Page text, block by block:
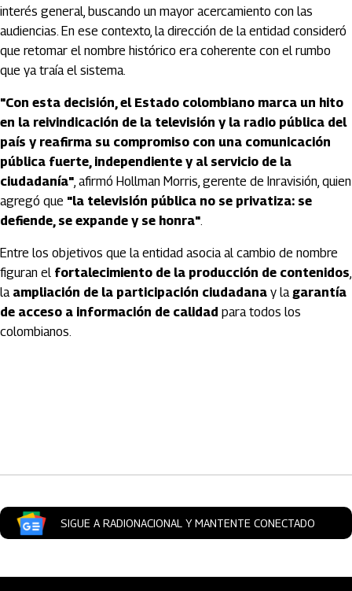
interés general, buscando un mayor acercamiento con las
audiencias. En ese contexto, la dirección de la entidad consideró
que retomar el nombre histórico era coherente con el rumbo
que ya traía el sistema.
"Con esta decisión, el Estado colombiano marca un hito
en la reivindicación de la televisión y la radio pública del
país y reafirma su compromiso con una comunicación
pública fuerte, independiente y al servicio de la
ciudadanía", afirmó Hollman Morris, gerente de Inravisión, quien
agregó que "la televisión pública no se privatiza: se
defiende, se expande y se honra".
Entre los objetivos que la entidad asocia al cambio de nombre
figuran el fortalecimiento de la producción de contenidos,
la ampliación de la participación ciudadana y la garantía
de acceso a información de calidad para todos los
colombianos.
SIGUE A RADIONACIONAL Y MANTENTE CONECTADO